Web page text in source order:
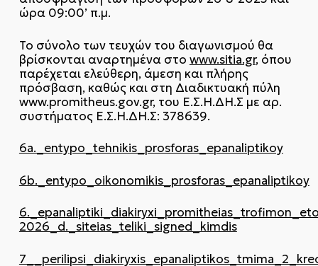
ώρα 09:00’ π.μ.
Το σύνολο των τευχών του διαγωνισμού θα
βρίσκονται αναρτημένα στο www.sitia.gr, όπου
παρέχεται ελεύθερη, άμεση και πλήρης
πρόσβαση, καθώς και στη Διαδικτυακή πύλη
www.promitheus.gov.gr, του Ε.Σ.Η.ΔΗ.Σ με αρ.
συστήματος Ε.Σ.Η.ΔΗ.Σ: 378639.
6a._entypo_tehnikis_prosforas_epanaliptikoy
6b._entypo_oikonomikis_prosforas_epanaliptikoy
2026_d._siteias_teliki_signed_kimdis